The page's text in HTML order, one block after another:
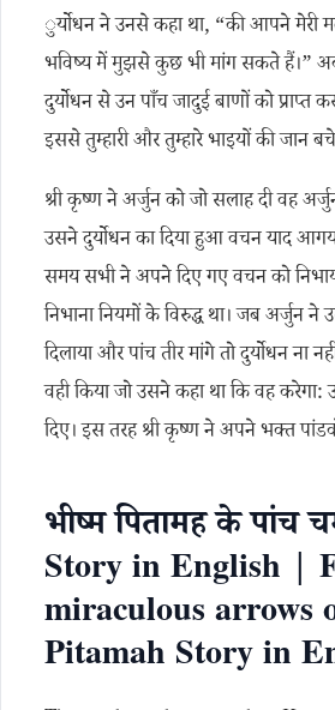
ुर्योधन ने उनसे कहा था, “की आपने मेरी
भविष्य में मुझसे कुछ भी मांग सकते हैं।”
दुर्योधन से उन पाँच जादुई बाणों को प्राप्त
इससे तुम्हारी और तुम्हारे भाइयों की जान
श्री कृष्ण ने अर्जुन को जो सलाह दी वह
उसने दुर्योधन का दिया हुआ वचन याद
समय सभी ने अपने दिए गए वचन को
निभाना नियमों के विरुद्ध था। जब अर्जुन
दिलाया और पांच तीर मांगे तो दुर्योधन ना
वही किया जो उसने कहा था कि वह
दिए। इस तरह श्री कृष्ण ने अपने भक्त
भीष्म पितामह के पांच
Story in English |
miraculous arrows
Pitamah Story in